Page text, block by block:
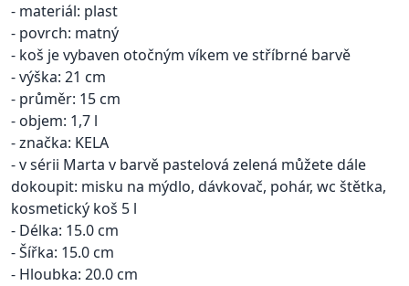
- materiál: plast
- povrch: matný
- koš je vybaven otočným víkem ve stříbrné barvě
- výška: 21 cm
- průměr: 15 cm
- objem: 1,7 l
- značka: KELA
- v sérii Marta v barvě pastelová zelená můžete dále
dokoupit: misku na mýdlo, dávkovač, pohár, wc štětka,
kosmetický koš 5 l
- Délka: 15.0 cm
- Šířka: 15.0 cm
- Hloubka: 20.0 cm